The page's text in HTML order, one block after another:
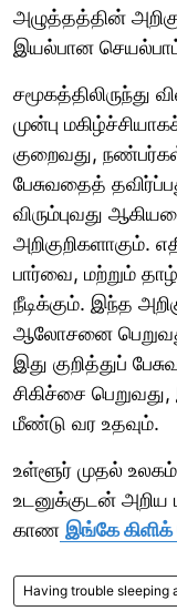
அழுத்தத்தின்
இயல்பான
சமூகத்திலிருந்து
முன்பு
குறைவது,
பேசுவதைத்
விரும்புவது
அறிகுறிகளாகும்.
பார்வை, மற்றும்
நீடிக்கும். இந்த
ஆலோசனை
இது குறித்துப்
சிகிச்சை
மீண்டு வர உதவும்.
உள்ளூர் முதல்
உடனுக்குடன் அறிய
காண இங்கே
Having trouble sleeping